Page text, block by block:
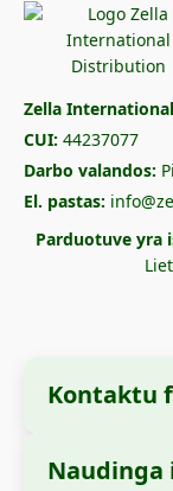
Zella
CUI: 44237077
Darbo valandos:
El. pastas:
Parduotuve yra
Kontaktu
Naudinga